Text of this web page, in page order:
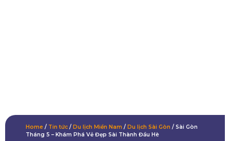
Home / Tin tức / Du lịch Miền Nam / Du lịch Sài Gòn / Sài Gòn
Tháng 5 – Khám Phá Vẻ Đẹp Sài Thành Đầu Hè